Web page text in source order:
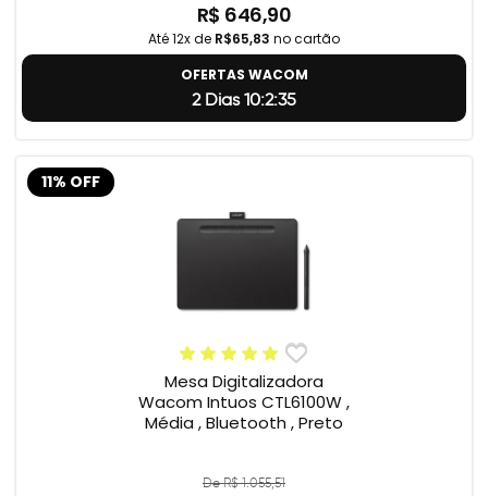
R$ 646,90
Até 12x de R$65,83 no cartão
OFERTAS WACOM
2 Dias 10:2:34
11% OFF
Mesa Digitalizadora
Wacom Intuos CTL6100W ,
Média , Bluetooth , Preto
De R$ 1.055,51